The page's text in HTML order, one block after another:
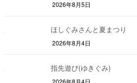
2026年8月5日
ほしぐみさんと夏まつり
2026年8月4日
指先遊び(ゆきぐみ)
2026年8月4日